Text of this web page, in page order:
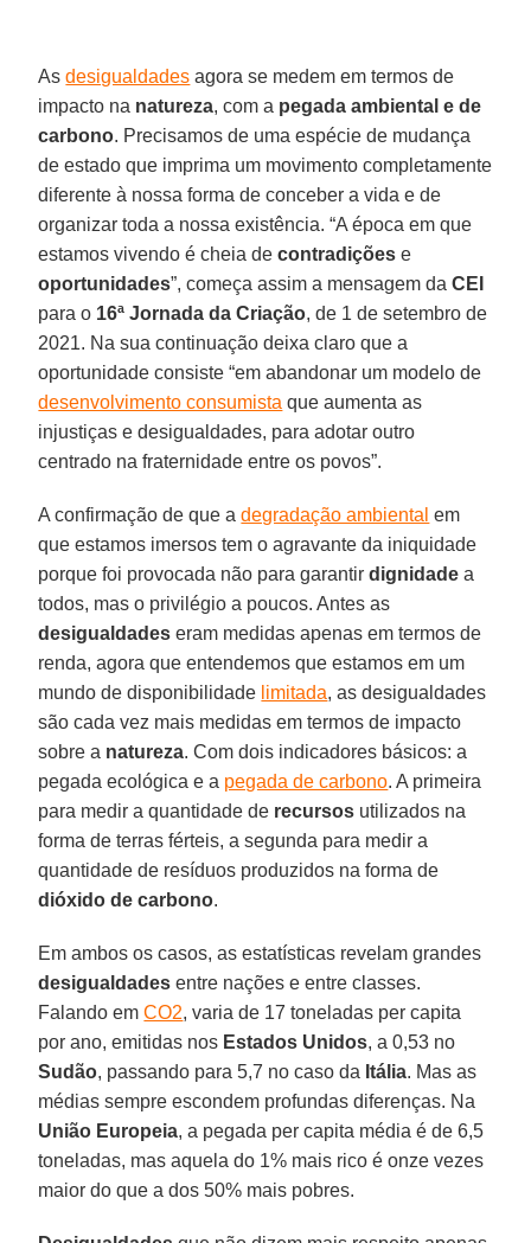
Asdesigualdades agora se medem em termos de
impacto na natureza, com a pegada ambiental e de
carbono. Precisamos de uma espécie de mudança
de estado que imprima um movimento completamente
diferente à nossa forma de conceber a vida e de
organizar toda a nossa existência. “A época em que
estamos vivendo é cheia decontradições e
oportunidades”, começa assim a mensagem daCEI
para o 16ª Jornada da Criação, de 1 de setembro de
2021. Na sua continuação deixa claro que a
oportunidade consiste “em abandonar um modelo de
desenvolvimento consumista que aumenta as
injustiças e desigualdades, para adotar outro
centrado na fraternidade entre os povos”.
A confirmação de que adegradação ambiental em
que estamos imersos tem o agravante da iniquidade
porque foi provocada não para garantirdignidade a
todos, mas o privilégio a poucos. Antes as
desigualdades eram medidas apenas em termos de
renda, agora que entendemos que estamos em um
mundo de disponibilidade limitada, as desigualdades
são cada vez mais medidas em termos de impacto
sobre a natureza. Com dois indicadores básicos: a
pegada ecológica e a pegada de carbono. A primeira
para medir a quantidade de recursos utilizados na
forma de terras férteis, a segunda para medir a
quantidade de resíduos produzidos na forma de
dióxido de carbono.
Em ambos os casos, as estatísticas revelam grandes
desigualdades entre nações e entre classes.
Falando emCO2, varia de 17 toneladas per capita
por ano, emitidas nos Estados Unidos, a 0,53 no
Sudão, passando para 5,7 no caso da Itália. Mas as
médias sempre escondem profundas diferenças. Na
União Europeia, a pegada per capita média é de 6,5
toneladas, mas aquela do 1% mais rico é onze vezes
maior do que a dos 50% mais pobres.